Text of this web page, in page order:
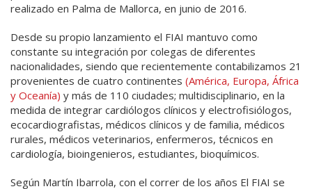
realizado en Palma de Mallorca, en junio de 2016.
Desde su propio lanzamiento el FIAI mantuvo como
constante su integración por colegas de diferentes
nacionalidades, siendo que recientemente contabilizamos 21
provenientes de cuatro continentes (América, Europa, África
y Oceanía) y más de 110 ciudades; multidisciplinario, en la
medida de integrar cardiólogos clínicos y electrofisiólogos,
ecocardiografistas, médicos clínicos y de familia, médicos
rurales, médicos veterinarios, enfermeros, técnicos en
cardiología, bioingenieros, estudiantes, bioquímicos.
Según Martín Ibarrola, con el correr de los años El FIAI se